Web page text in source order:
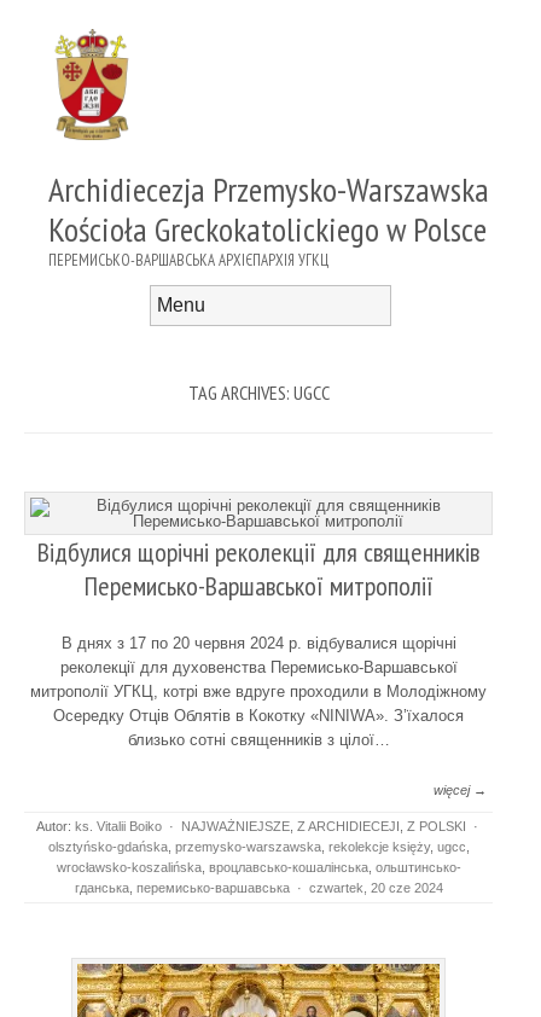
Archidiecezja Przemysko-Warszawska
Kościoła Greckokatolickiego w Polsce
ПЕРЕМИСЬКО-ВАРШАВСЬКА АРХІЄПАРХІЯ УГКЦ
TAG ARCHIVES: UGCC
Відбулися щорічні реколекції для священників
Перемисько-Варшавської митрополії
В днях з 17 по 20 червня 2024 р. відбувалися щорічні
реколекції для духовенства Перемисько-Варшавської
митрополії УГКЦ, котрі вже вдруге проходили в Молодіжному
Осередку Отців Облятів в Кокотку «NINIWA». З’їхалося
близько сотні священників з цілої…
więcej →
Autor: ks. Vitalii Boiko · NAJWAŻNIEJSZE, Z ARCHIDIECEJI Z POLSKI
·
olsztyńsko-gdańska, przemysko-warszawska, rekolekcje księży, ugcc
wrocławsko-koszalińska, вроцлавсько-кошалінська, ольштинсько-
гданська, перемисько-варшавська · czwartek, 20 cze 2024